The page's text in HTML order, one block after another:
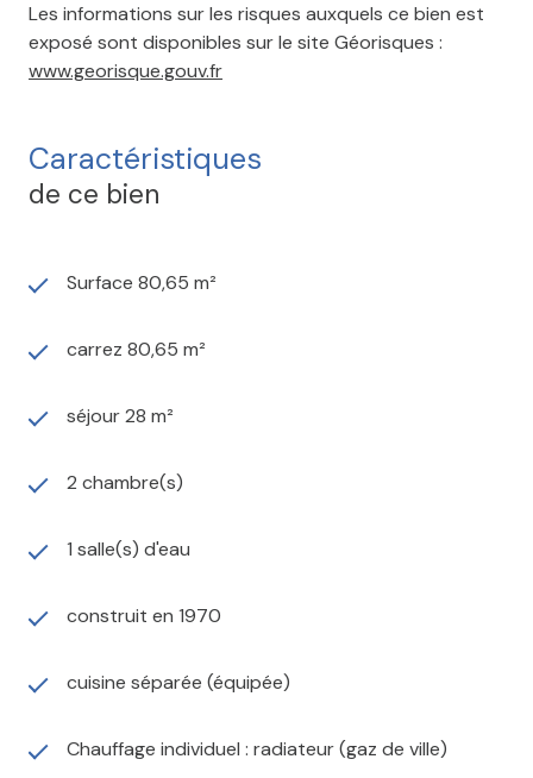
Les informations sur les risques auxquels ce bien est
exposé sont disponibles sur le site Géorisques :
www.georisque.gouv.fr
Caractéristiques
de ce bien
Surface 80,65 m²
carrez 80,65 m²
séjour 28 m²
2 chambre(s)
1 salle(s) d'eau
construit en 1970
cuisine séparée (équipée)
Chauffage individuel : radiateur (gaz de ville)